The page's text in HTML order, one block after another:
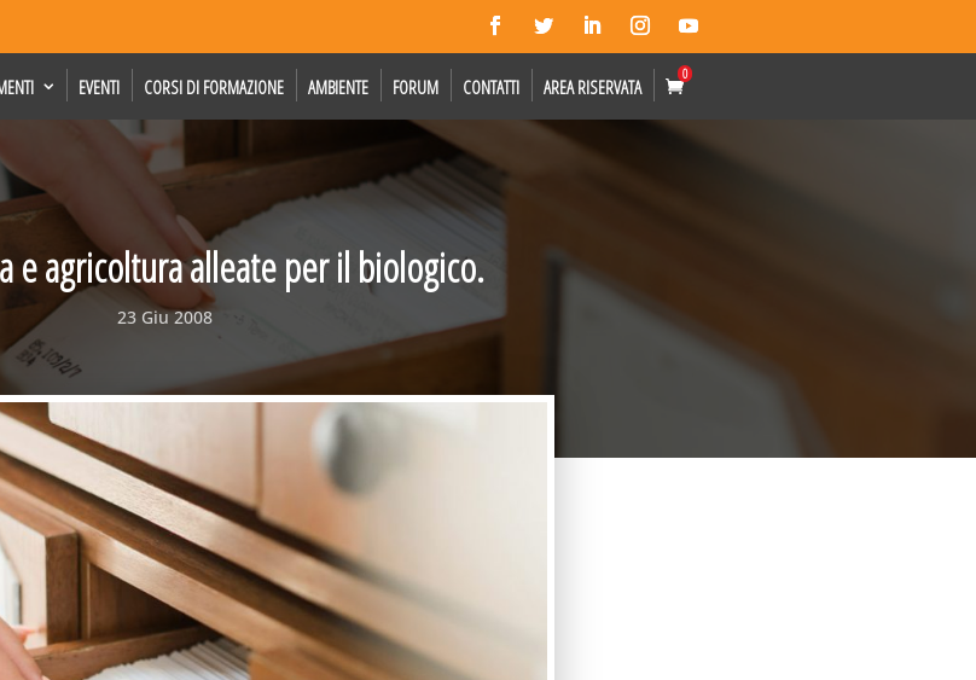
EVENTI CORSI DI FORMAZIONE AMBIENTE FORUM CONTATTI AREA RISERVATA
0
e agricoltura alleate per il biologico.
23 Giu 2008